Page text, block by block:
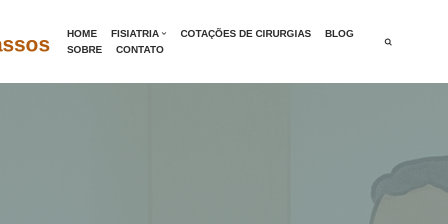
HOME FISIATRIA COTAÇÕES DE CIRURGIAS
BLOG
SOBRE
CONTATO